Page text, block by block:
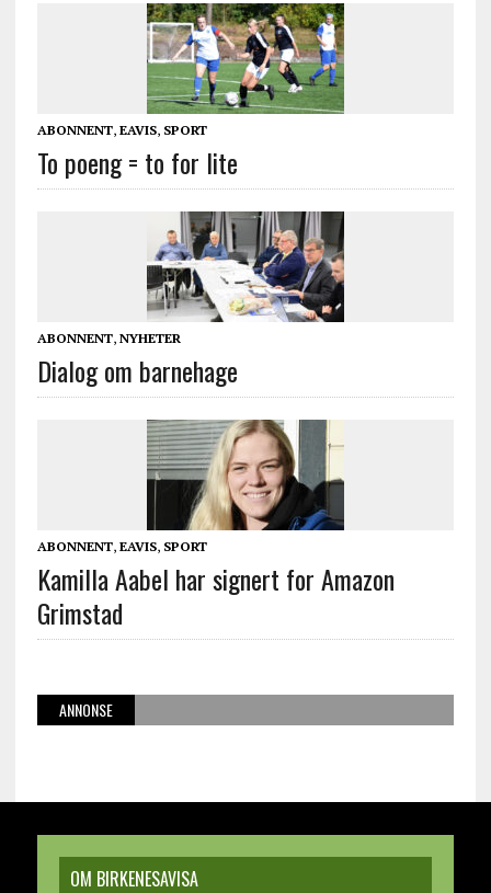
ABONNENT, EAVIS, SPORT
To poeng = to for lite
ABONNENT, NYHETER
Dialog om barnehage
ABONNENT, EAVIS, SPORT
Kamilla Aabel har signert for Amazon
Grimstad
ANNONSE
OM BIRKENESAVISA